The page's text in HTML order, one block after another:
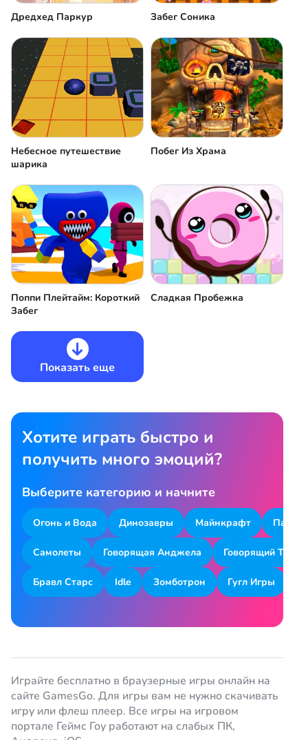
Дредхед Паркур Забег Соника
Небесное путешествие
шарика
Побег Из Храма
Поппи Плейтайм: Короткий
Забег
Сладкая Пробежка
Показать еще
Хотите играть быстро и
получить много эмоций?
Выберите категорию и начните
Огонь и Вода Динозавры Майнкрафт
Самолеты Говорящая Анджела Говорящий Том
Бравл Старс Idle Зомботрон Гугл Игры
Играйте бесплатно в браузерные игры онлайн на
сайте GamesGo. Для игры вам не нужно скачивать
игру или флеш плеер. Все игры на игровом
портале Геймс Гоу работают на слабых ПК,